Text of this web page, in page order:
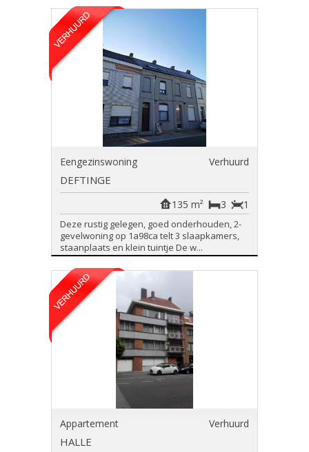
Eengezinswoning Verhuurd
DEFTINGE
1
3
135 m²
Deze rustig gelegen, goed onderhouden, 2-
gevelwoning op 1a98ca telt 3 slaapkamers,
staanplaats en klein tuintje De w...
Appartement Verhuurd
HALLE